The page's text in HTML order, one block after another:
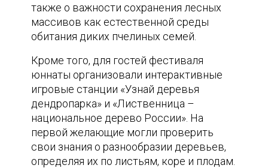
также о важности сохранения лесных
массивов как естественной среды
обитания диких пчелиных семей.
Кроме того, для гостей фестиваля
юннаты организовали интерактивные
игровые станции «Узнай деревья
дендропарка» и «Лиственница –
национальное дерево России». На
первой желающие могли проверить
свои знания о разнообразии деревьев,
определяя их по листьям, коре и плодам.